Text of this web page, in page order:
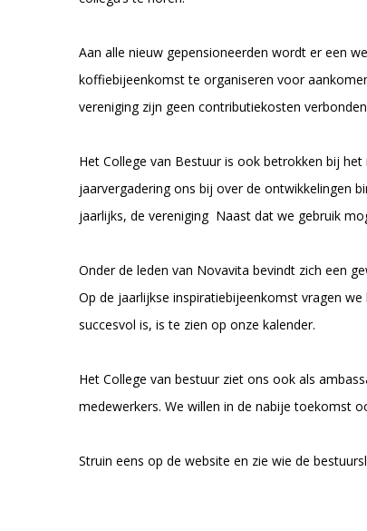
Aan alle nieuw gepensioneerden wordt er een
koffiebijeenkomst te organiseren voor
vereniging zijn geen contributiekosten
Het College van Bestuur is ook betrokken bij
jaarvergadering ons bij over de ontwikkelingen
jaarlijks, de vereniging Naast dat we gebruik
Onder de leden van Novavita bevindt zich een
Op de jaarlijkse inspiratiebijeenkomst vragen
succesvol is, is te zien op onze kalender.
Het College van bestuur ziet ons ook als
medewerkers. We willen in de nabije toekomst
Struin eens op de website en zie wie de